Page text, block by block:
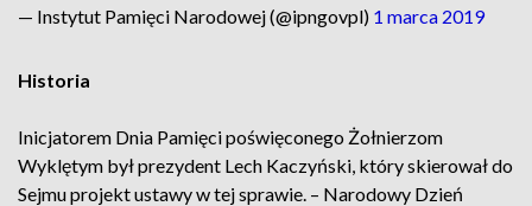
— Instytut Pamięci Narodowej (@ipngovpl) 1 marca 2019
Historia
Inicjatorem Dnia Pamięci poświęconego Żołnierzom
Wyklętym był prezydent Lech Kaczyński, który skierował do
Sejmu projekt ustawy w tej sprawie. – Narodowy Dzień